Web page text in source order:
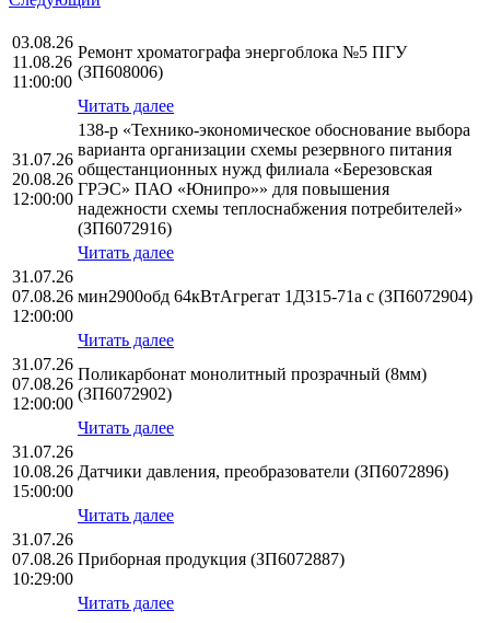
03.08.26
11.08.26
11:00:00
Ремонт хроматографа энергоблока №5 ПГУ
(ЗП608006)
Читать далее
31.07.26
20.08.26
12:00:00
138-р «Технико-экономическое обоснование выбора
варианта организации схемы резервного питания
общестанционных нужд филиала «Березовская
ГРЭС» ПАО «Юнипро»» для повышения
надежности схемы теплоснабжения потребителей»
(ЗП6072916)
Читать далее
31.07.26
07.08.26
12:00:00
мин2900обд 64кВтАгрегат 1Д315-71а с (ЗП6072904)
Читать далее
31.07.26
07.08.26
12:00:00
Поликарбонат монолитный прозрачный (8мм)
(ЗП6072902)
Читать далее
31.07.26
10.08.26
15:00:00
Датчики давления, преобразователи (ЗП6072896)
Читать далее
31.07.26
07.08.26
10:29:00
Приборная продукция (ЗП6072887)
Читать далее